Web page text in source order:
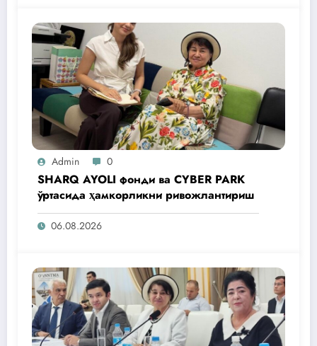
Admin 0
SHARQ AYOLI фонди ва CYBER PARK
ўртасида ҳамкорликни ривожлантириш
06.08.2026